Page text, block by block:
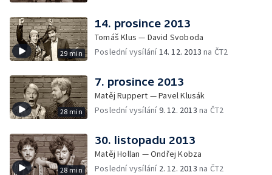
29 min
14. prosince 2013
Tomáš Klus — David Svoboda
Poslední vysílání14. 12. 2013 na ČT2
28 min
7. prosince 2013
Matěj Ruppert — Pavel Klusák
Poslední vysílání9. 12. 2013 na ČT2
28 min
30. listopadu 2013
Matěj Hollan — Ondřej Kobza
Poslední vysílání 2. 12. 2013 na ČT2